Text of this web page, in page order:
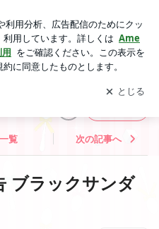
の更新通知
を受け取りまし
開く
一覧 次の記事へ
ブラックサンダ